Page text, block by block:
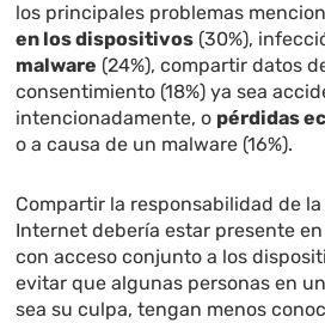
los principales problemas
en los dispositivos (30%),
malware (24%), compartir datos
consentimiento (18%) ya sea
intencionadamente, o pérdidas
o a causa de un malware (16%).
Compartir la responsabilidad de
Internet debería estar presente
con acceso conjunto a los
evitar que algunas personas en
sea su culpa, tengan menos